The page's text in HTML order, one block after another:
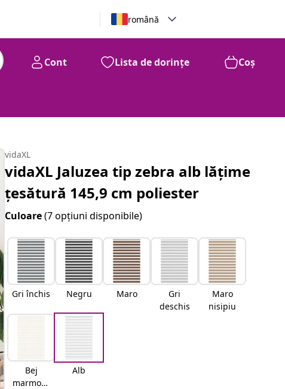
română
Cont Lista de dorințe Coș
vidaXL
vidaXL Jaluzea tip zebra alb lățime
țesătură 145,9 cm poliester
Culoare(7 opțiuni disponibile)
Gri închis Negru Maro
Gri
deschis
Maro
nisipiu
Bej
marmora
Alb